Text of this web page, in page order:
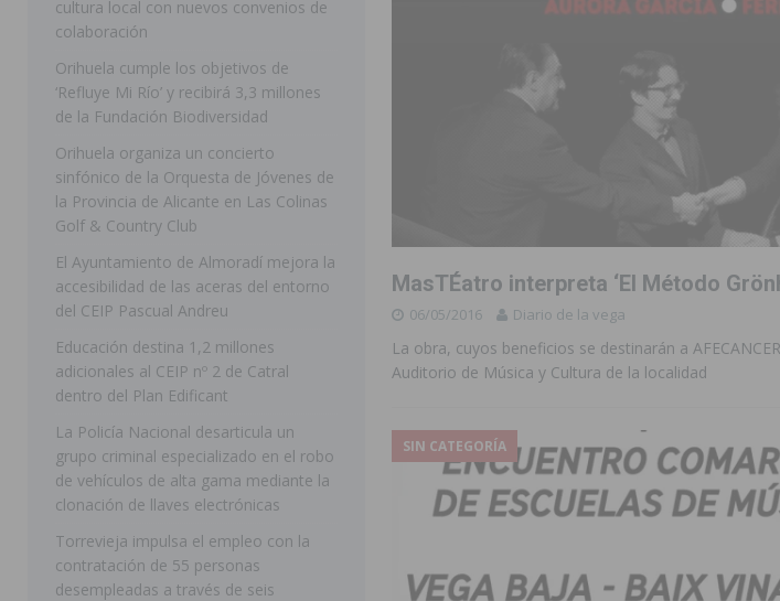
[ 07/08/2026 ] Raiguero de Bonanza alerta del riesgo de incendios e inundaciones por el estado de
[ 07/08/2026 ]
La Generalitat impulsa el desdoblamiento de la CV-95, clave para Torrevieja
[ 07/08/2026 ] Benferri ya se prepara para dar comienzo a sus Fiestas 2026
COMARCA
[ 07/08/2026 ] Bigastro se viste de gala para la coronación de la Corte 2026
BIGASTRO
[ 07/08/2026 ]
Rojales clausura con éxito las Fiestas de las Urbanizaciones de Ciudad Quesada 2026
[ 06/08/2026 ]
Redován presenta la programación de sus Fiestas Patronales en honor a la Virgen de
Arcángel
REDOVÁN
[ 06/08/2026 ]
El PSOE denuncia una nueva prórroga de la ORA en Orihuela ‘sin mejoras ni
[ 07/08/2026 ] FEGADO 2026 cierra con un balance histórico y consolida a Dolores como referente
DOLORES
[ 07/08/2026 ] Orihuela cumple los objetivos de ‘Refluye Mi Río’ y recibirá 3,3 millones de la
ORIHUELA
[ 07/08/2026 ]
Orihuela organiza un concierto sinfónico de la Orquesta de Jóvenes de la Provincia
Golf & Country Club
MasTÉatro interpreta ‘El Método
06/05/2016 Diario de la vega
La obra, cuyos beneficios se destinarán a
Auditorio de Música y Cultura de la localidad
SIN CATEGORÍA
cultura local con nuevos convenios de
colaboración
Orihuela cumple los objetivos de
‘Refluye Mi Río’ y recibirá 3,3 millones
de la Fundación Biodiversidad
Orihuela organiza un concierto
sinfónico de la Orquesta de Jóvenes de
la Provincia de Alicante en Las Colinas
Golf & Country Club
El Ayuntamiento de Almoradí mejora la
accesibilidad de las aceras del entorno
del CEIP Pascual Andreu
Educación destina 1,2 millones
adicionales al CEIP nº 2 de Catral
dentro del Plan Edificant
La Policía Nacional desarticula un
grupo criminal especializado en el robo
de vehículos de alta gama mediante la
clonación de llaves electrónicas
Torrevieja impulsa el empleo con la
contratación de 55 personas
desempleadas a través de seis